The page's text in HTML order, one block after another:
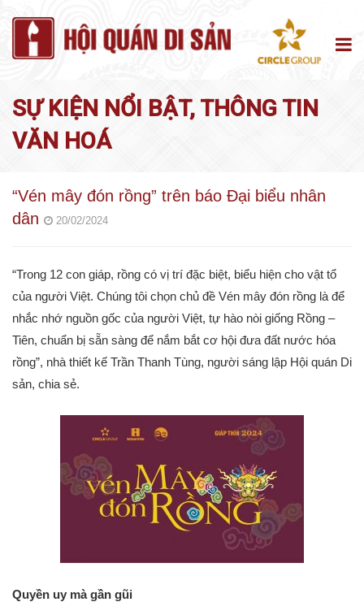
SỰ KIỆN NỔI BẬT, THÔNG TIN
VĂN HOÁ
“Vén mây đón rồng” trên báo Đại biểu nhân
dân
20/02/2024
“Trong 12 con giáp, rồng có vị trí đặc biệt, biểu hiện cho vật tổ
của người Việt. Chúng tôi chọn chủ đề Vén mây đón rồng là để
nhắc nhớ nguồn gốc của người Việt, tự hào nòi giống Rồng –
Tiên, chuẩn bị sẵn sàng để nắm bắt cơ hội đưa đất nước hóa
rồng”, nhà thiết kế Trần Thanh Tùng, người sáng lập Hội quán Di
sản, chia sẻ.
Quyền uy mà gần gũi